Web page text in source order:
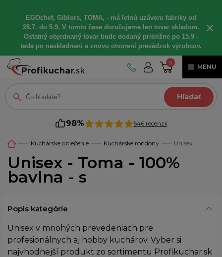
EGOchef, Giblors, TOMA, - má letnú uzáveru fabriky od
28.7. do 5.9. V tomto čase doručujeme len tovar skladom.
Ostatný objednaný tovar bude dodaný približne po 15.9 -
teda po naskladnení a znovu otvorení prevádzok výrobcov.
×
0
MENU
Hľadať
98% 546 recenzií
Kuchárske oblečenie Kuchárske rondony Unisex
Unisex - Toma - 100%
bavlna - s
Popis kategórie
Unisex v mnohých prevedeniach pre
profesionálnych aj hobby kuchárov. Vyber si
najvhodnejší produkt zo sortimentu Profikuchar.sk